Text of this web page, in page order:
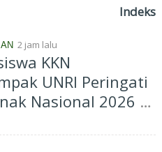
Indeks
2 jam lalu
KKN
UNRI Peringati
Nasional 2026 di
Anak hingga